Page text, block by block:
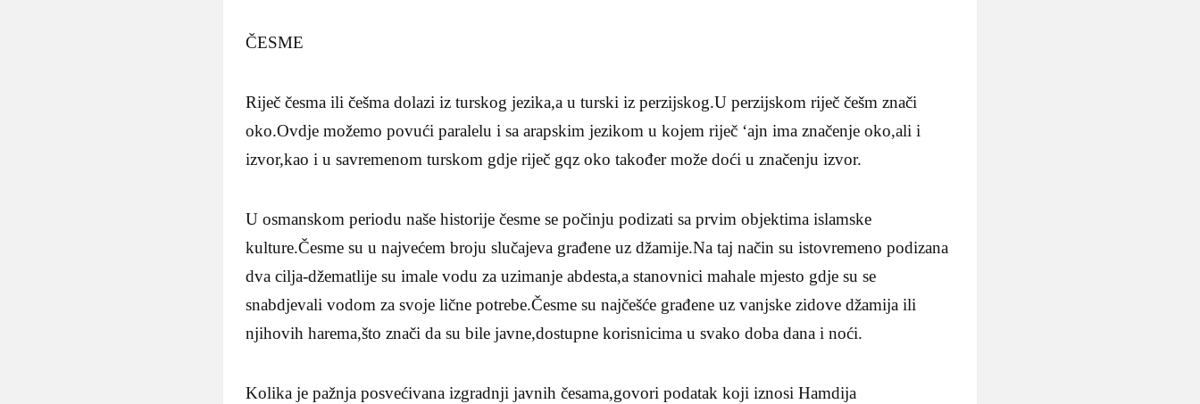
ČESME
Riječ česma ili češma dolazi iz turskog jezika,a u turski iz perzijskog.U perzijskom riječ češm znači
oko.Ovdje možemo povući paralelu i sa arapskim jezikom u kojem riječ ‘ajn ima značenje oko,ali i
izvor,kao i u savremenom turskom gdje riječ gqz oko također može doći u značenju izvor.
U osmanskom periodu naše historije česme se počinju podizati sa prvim objektima islamske
kulture.Česme su u najvećem broju slučajeva građene uz džamije.Na taj način su istovremeno podizana
dva cilja-džematlije su imale vodu za uzimanje abdesta,a stanovnici mahale mjesto gdje su se
snabdjevali vodom za svoje lične potrebe.Česme su najčešće građene uz vanjske zidove džamija ili
njihovih harema,što znači da su bile javne,dostupne korisnicima u svako doba dana i noći.
Kolika je pažnja posvećivana izgradnji javnih česama,govori podatak koji iznosi Hamdija